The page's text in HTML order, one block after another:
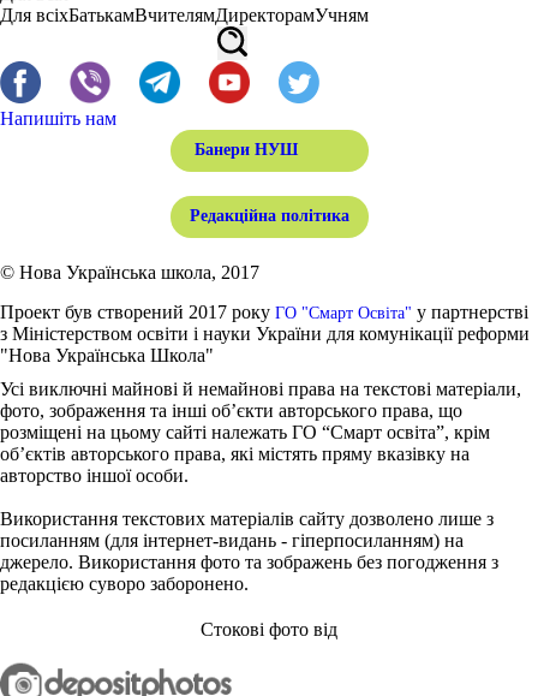
Для всіхБатькамВчителямДиректорамУчням
Напишіть нам
Банери НУШ
Редакційна політика
© Нова Українська школа, 2017
Проект був створений 2017 року ГО "Смарт Освіта" у партнерстві
з Міністерством освіти і науки України для комунікації реформи
"Нова Українська Школа"
Усі виключні майнові й немайнові права на текстові матеріали,
фото, зображення та інші об’єкти авторського права, що
розміщені на цьому сайті належать ГО “Смарт освіта”, крім
об’єктів авторського права, які містять пряму вказівку на
авторство іншої особи.
Використання текстових матеріалів сайту дозволено лише з
посиланням (для інтернет-видань - гіперпосиланням) на
джерело. Використання фото та зображень без погодження з
редакцією суворо заборонено.
Стокові фото від